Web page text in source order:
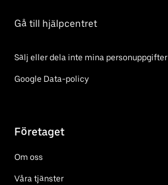
Gå till hjälpcentret
Sälj eller dela inte mina personuppgifter
Google Data-policy
Företaget
Om oss
Våra tjänster